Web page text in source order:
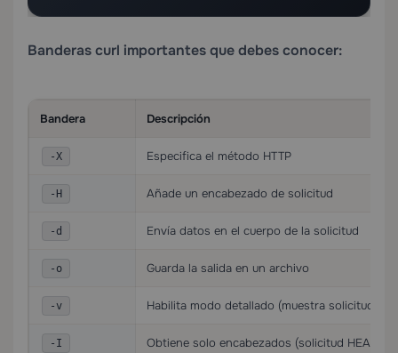
Banderas curl importantes que debes conocer:
Bandera Descripción
-X Especifica el método HTTP
-H Añade un encabezado de solicitud
-d Envía datos en el cuerpo de la solicitud
-o Guarda la salida en un archivo
-v Habilita modo detallado (muestra solicitud/
-I Obtiene solo encabezados (solicitud HEAD)